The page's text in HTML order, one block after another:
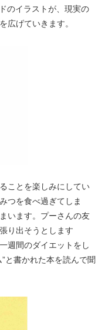
のイラストが、現実の
広げていきます。
ことを楽しみにしてい
つを食べ過ぎてしま
います。プーさんの友
り出そうとします
週間のダイエットをし
と書かれた本を読んで聞